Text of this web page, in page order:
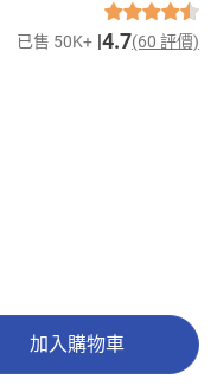
已售 50K+ 4.7(60 評價)
加入購物車